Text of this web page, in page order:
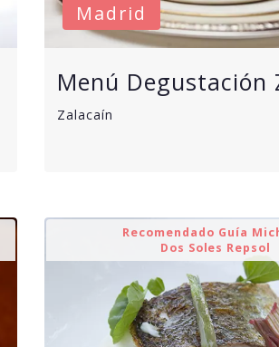
Madrid
Menú Degustación
Zalacaín
Recomendado Guía
Dos Soles Repsol